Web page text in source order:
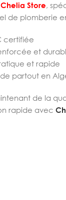
Chelia Store,
de plomberie
certifiée
et
et rapide
partout en
de la
rapide avec